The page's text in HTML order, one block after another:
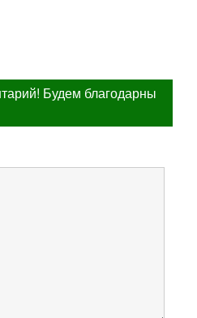
Будем благодарны